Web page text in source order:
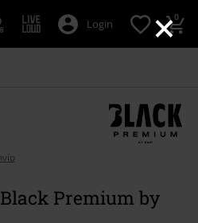
×
Login 0
Premium by